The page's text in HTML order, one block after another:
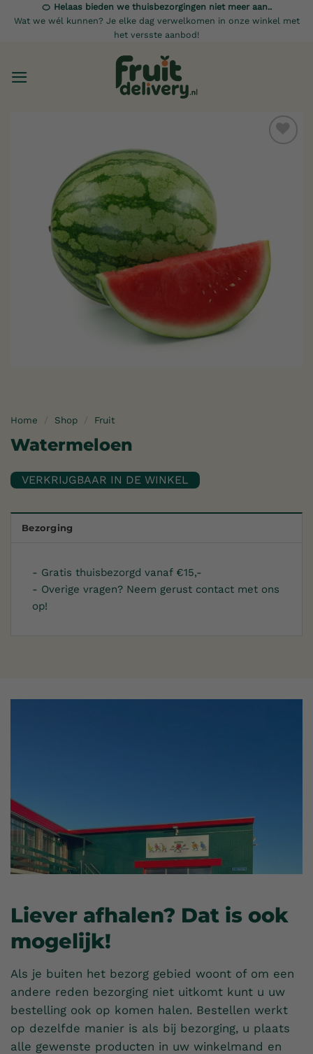
naar
🍊 Helaas bieden we thuisbezorgingen niet meer aan..
Wat we wél kunnen? Je elke dag verwelkomen in onze winkel met
het versste aanbod!
Home / Shop / Fruit
Watermeloen
Bezorging
- Gratis thuisbezorgd vanaf €15,-
- Overige vragen? Neem gerust contact met ons
op!
Liever afhalen? Dat is ook
mogelijk!
Als je buiten het bezorg gebied woont of om een
andere reden bezorging niet uitkomt kunt u uw
bestelling ook op komen halen. Bestellen werkt
op dezelfde manier is als bij bezorging, u plaats
alle gewenste producten in uw winkelmand en